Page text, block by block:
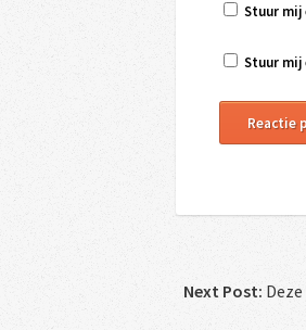
Stuur mij
Stuur mij
Next Post: